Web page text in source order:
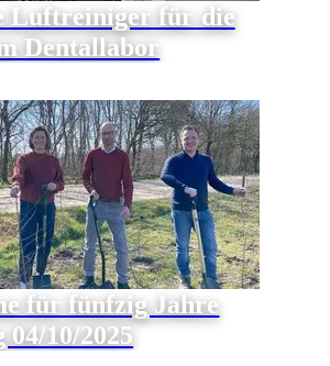
Luftreiniger für die
Dentallabor
für fünfzig Jahre
10/2025